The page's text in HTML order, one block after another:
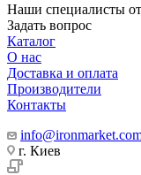
Наши специалисты
Задать вопрос
Каталог
О нас
Доставка и оплата
Производители
Контакты
г. Киев